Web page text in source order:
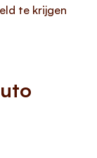
te krijgen